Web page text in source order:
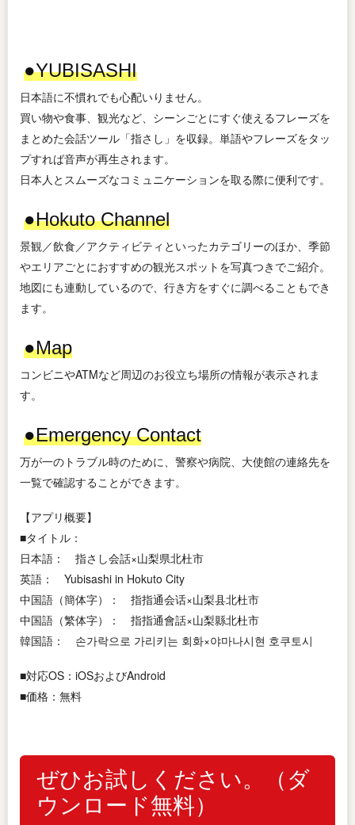
●YUBISASHI
日本語に不慣れでも心配いりません。
買い物や食事、観光など、シーンごとにすぐ使えるフレーズを
まとめた会話ツール「指さし」を収録。単語やフレーズをタッ
プすれば音声が再生されます。
日本人とスムーズなコミュニケーションを取る際に便利です。
●Hokuto Channel
景観／飲食／アクティビティといったカテゴリーのほか、季節
やエリアごとにおすすめの観光スポットを写真つきでご紹介。
地図にも連動しているので、行き方をすぐに調べることもでき
ます。
●Map
コンビニやATMなど周辺のお役立ち場所の情報が表示されま
す。
●Emergency Contact
万が一のトラブル時のために、警察や病院、大使館の連絡先を
一覧で確認することができます。
【アプリ概要】
■タイトル：
日本語： 指さし会話×山梨県北杜市
英語： Yubisashi in Hokuto City
中国語（簡体字）： 指指通会话×山梨县北杜市
中国語（繁体字）： 指指通會話×山梨縣北杜市
韓国語： 손가락으로 가리키는 회화×야마나시현 호쿠토시
■対応OS：iOSおよびAndroid
■価格：無料
ぜひお試しください。（ダ
ウンロード無料）